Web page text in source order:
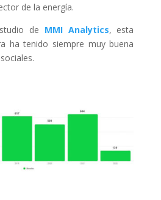
de la energía.
de MMI Analytics, esta
ha tenido siempre muy buena